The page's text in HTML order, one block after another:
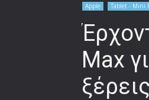
Apple Tablet - Mini
Max
ξέρεις